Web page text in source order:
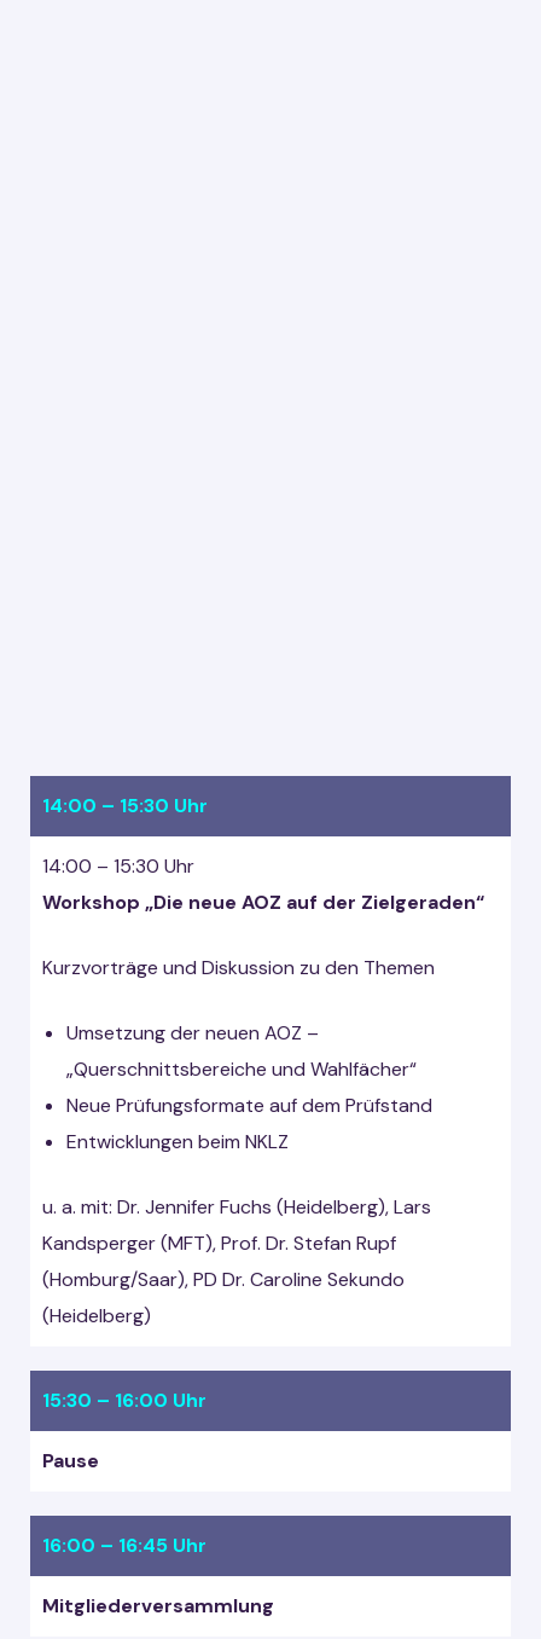
14:00 – 15:30 Uhr
14:00 – 15:30 Uhr
Workshop „Die neue AOZ auf der Zielgeraden“
Kurzvorträge und Diskussion zu den Themen
Umsetzung der neuen AOZ –
„Querschnittsbereiche und Wahlfächer“
Neue Prüfungsformate auf dem Prüfstand
Entwicklungen beim NKLZ
u. a. mit: Dr. Jennifer Fuchs (Heidelberg), Lars
Kandsperger (MFT), Prof. Dr. Stefan Rupf
(Homburg/Saar), PD Dr. Caroline Sekundo
(Heidelberg)
15:30 – 16:00 Uhr
Pause
16:00 – 16:45 Uhr
Mitgliederversammlung